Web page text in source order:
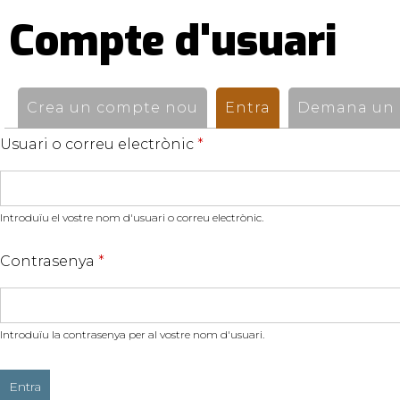
Compte d'usuari
Pestanyes
primàries
Crea un compte nou Entra (pestanya
Demana
Usuari o correu electrònic *
Introduïu el vostre nom d'usuari o correu electrònic.
Contrasenya *
Introduïu la contrasenya per al vostre nom d'usuari.